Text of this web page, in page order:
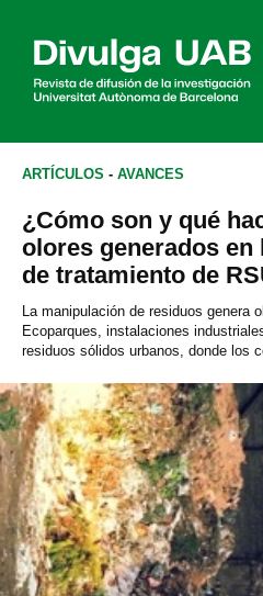
Entrevistas
Agenda
English
BUSCAR
ARTÍCULOS - AVANCES
¿Cómo son y qué
olores generados
de tratamiento de
La manipulación de residuos genera
Ecoparques, instalaciones
residuos sólidos urbanos, donde los